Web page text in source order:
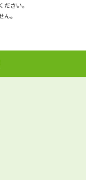
いて
定
カタログ
さい。
。